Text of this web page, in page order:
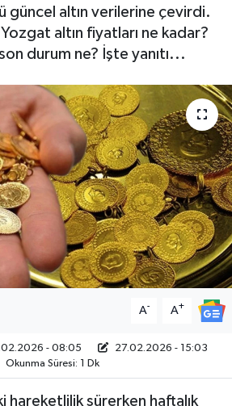
güncel altın verilerine çevirdi.
altın fiyatları ne kadar?
durum ne? İşte yanıtı...
A- A+
- 08:05
27.02.2026 - 15:03
Okunma Süresi: 1 Dk
hareketlilik sürerken haftalık